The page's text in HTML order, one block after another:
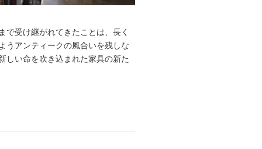
受け継がれてきたことは、長く
うアンティークの風合いを残しな
しい命を吹き込まれた家具の新た